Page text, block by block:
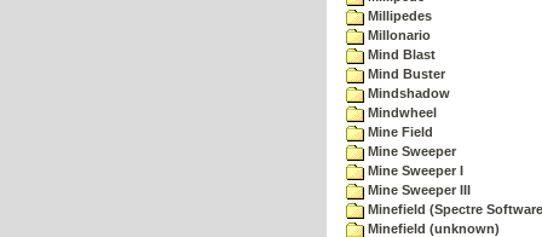
Millipedes
Millonario
Mind Blast
Mind Buster
Mindshadow
Mindwheel
Mine Field
Mine Sweeper
Mine Sweeper I
Mine Sweeper III
Minefield (Spectre
Minefield (unknown)